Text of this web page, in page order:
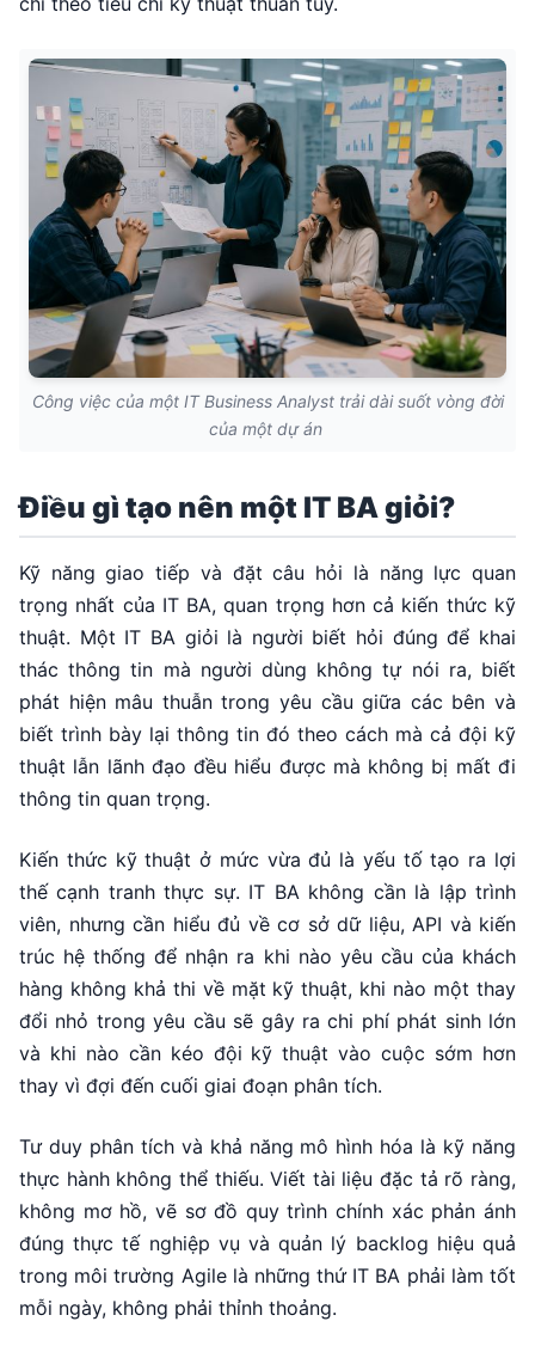
Công việc của một IT Business Analyst trải dài suốt vòng đời
của một dự án
Điều gì tạo nên một IT BA giỏi?
Kỹ năng giao tiếp và đặt câu hỏi là năng lực quan
trọng nhất của IT BA, quan trọng hơn cả kiến thức kỹ
thuật. Một IT BA giỏi là người biết hỏi đúng để khai
thác thông tin mà người dùng không tự nói ra, biết
phát hiện mâu thuẫn trong yêu cầu giữa các bên và
biết trình bày lại thông tin đó theo cách mà cả đội kỹ
thuật lẫn lãnh đạo đều hiểu được mà không bị mất đi
thông tin quan trọng.
Kiến thức kỹ thuật ở mức vừa đủ là yếu tố tạo ra lợi
thế cạnh tranh thực sự. IT BA không cần là lập trình
viên, nhưng cần hiểu đủ về cơ sở dữ liệu, API và kiến
trúc hệ thống để nhận ra khi nào yêu cầu của khách
hàng không khả thi về mặt kỹ thuật, khi nào một thay
đổi nhỏ trong yêu cầu sẽ gây ra chi phí phát sinh lớn
và khi nào cần kéo đội kỹ thuật vào cuộc sớm hơn
thay vì đợi đến cuối giai đoạn phân tích.
Tư duy phân tích và khả năng mô hình hóa là kỹ năng
thực hành không thể thiếu. Viết tài liệu đặc tả rõ ràng,
không mơ hồ, vẽ sơ đồ quy trình chính xác phản ánh
đúng thực tế nghiệp vụ và quản lý backlog hiệu quả
trong môi trường Agile là những thứ IT BA phải làm tốt
mỗi ngày, không phải thỉnh thoảng.